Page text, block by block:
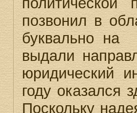
позвонил в
буквально на
выдали
юридический
году оказался
Поскольку